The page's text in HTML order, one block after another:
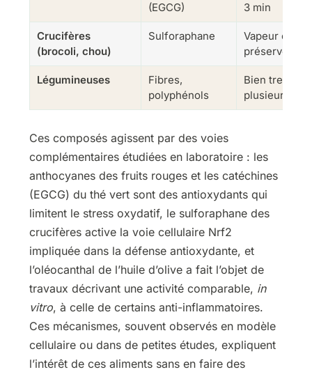
(EGCG)
3 min
Crucifères
(brocoli, chou)
Sulforaphane
Vapeur
préserver
Légumineuses
Fibres,
polyphénols
Bien
plusieurs
Ces composés agissent par des voies
complémentaires étudiées en laboratoire : les
anthocyanes des fruits rouges et les catéchines
(EGCG) du thé vert sont des antioxydants qui
limitent le stress oxydatif, le sulforaphane des
crucifères active la voie cellulaire Nrf2
impliquée dans la défense antioxydante, et
l’oléocanthal de l’huile d’olive a fait l’objet de
travaux décrivant une activité comparable, in
vitro, à celle de certains anti-inflammatoires.
Ces mécanismes, souvent observés en modèle
cellulaire ou dans de petites études, expliquent
l’intérêt de ces aliments sans en faire des